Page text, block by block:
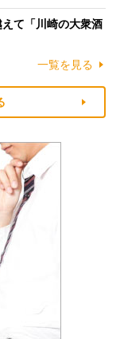
えて「川崎の大衆酒
一覧を見る